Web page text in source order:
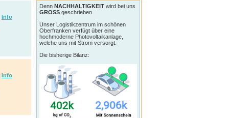
Info
Info
DennNACHHALTIGKEIT wird bei uns
GROSS geschrieben.
Unser Logistikzentrum im schönen
Oberfranken verfügt über eine
hochmoderne Photovoltaikanlage,
welche uns mit Strom versorgt.
Die bisherige Bilanz: